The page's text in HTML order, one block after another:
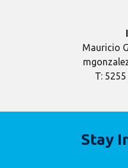
Mauricio
T:
Stay